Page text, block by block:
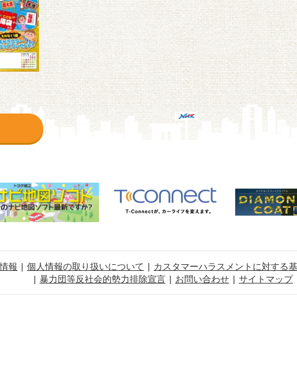
報 個人情報の取り扱いについて カスタマーハラスメントに対する
暴力団等反社会的勢力排除宣言
お問い合わせ サイトマップ